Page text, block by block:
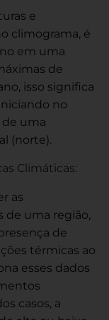
e
climograma, é
em uma
de
isso significa
no
uma
(norte).
Climáticas:
as
de uma região,
de
térmicas ao
esses dados
casos, a